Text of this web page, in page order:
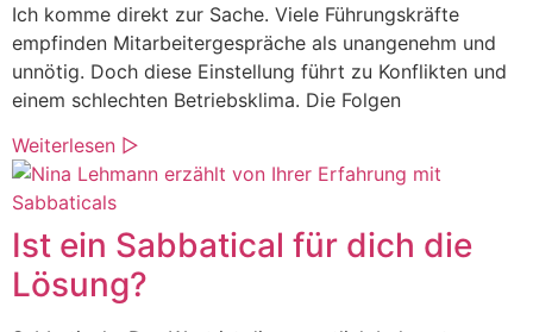
Ich komme direkt zur Sache. Viele Führungskräfte
empfinden Mitarbeitergespräche als unangenehm und
unnötig. Doch diese Einstellung führt zu Konflikten und
einem schlechten Betriebsklima. Die Folgen
Weiterlesen ▷
Ist ein Sabbatical für dich die
Lösung?